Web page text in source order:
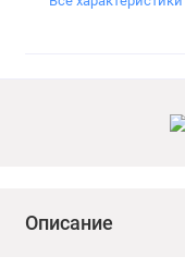
Описание